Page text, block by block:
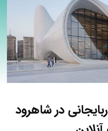
در شاهرود